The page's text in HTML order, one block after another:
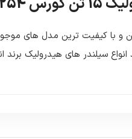
و با کیفیت ترین مدل های
سیلندر های هیدرولیک برند